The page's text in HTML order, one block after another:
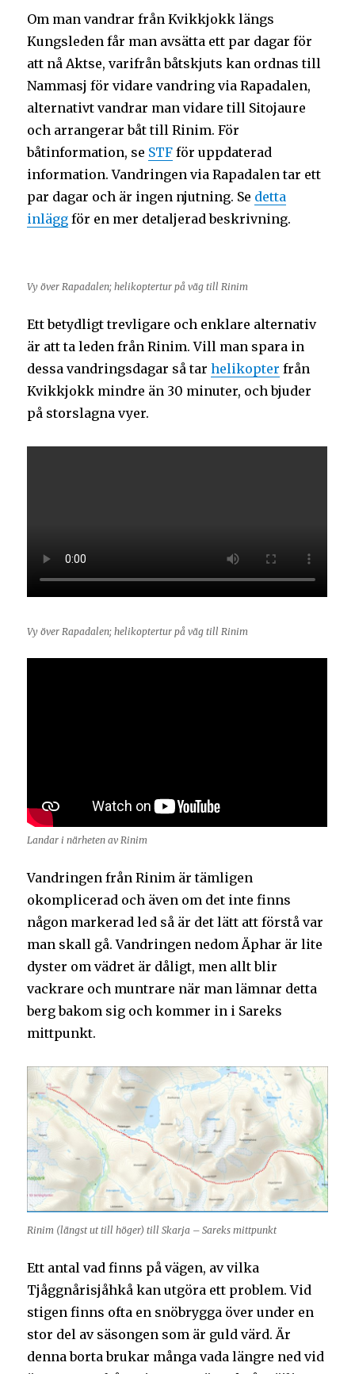
Om man vandrar från Kvikkjokk längs
Kungsleden får man avsätta ett par dagar för
att nå Aktse, varifrån båtskjuts kan ordnas till
Nammasj för vidare vandring via Rapadalen,
alternativt vandrar man vidare till Sitojaure
och arrangerar båt till Rinim. För
båtinformation, se STF för uppdaterad
information. Vandringen via Rapadalen tar ett
par dagar och är ingen njutning. Se detta
inlägg för en mer detaljerad beskrivning.
Vy över Rapadalen; helikoptertur på väg till Rinim
Ett betydligt trevligare och enklare alternativ
är att ta leden från Rinim. Vill man spara in
dessa vandringsdagar så tarhelikopter från
Kvikkjokk mindre än 30 minuter, och bjuder
på storslagna vyer.
Vy över Rapadalen; helikoptertur på väg till Rinim
Landar i närheten av Rinim
Vandringen från Rinim är tämligen
okomplicerad och även om det inte finns
någon markerad led så är det lätt att förstå var
man skall gå. Vandringen nedom Äphar är lite
dyster om vädret är dåligt, men allt blir
vackrare och muntrare när man lämnar detta
berg bakom sig och kommer in i Sareks
mittpunkt.
Rinim (längst ut till höger) till Skarja – Sareks mittpunkt
Ett antal vad finns på vägen, av vilka
Tjåggnårisjåhkå kan utgöra ett problem. Vid
stigen finns ofta en snöbrygga över under en
stor del av säsongen som är guld värd. Är
denna borta brukar många vada längre ned vid